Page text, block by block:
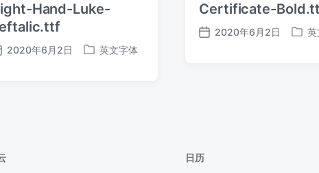
Hand-Luke-
2020年6月2日
发
英文字体
Certificate-
发
2020年6月2日
发
英
日历